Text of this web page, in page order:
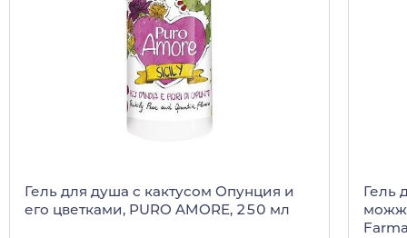
Гель для душа с кактусом Опунция и
его цветками, PURO AMORE, 250 мл
Гель